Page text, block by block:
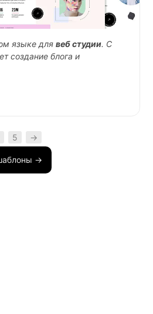
языке длявеб студии. С
создание блога и
5 →
→